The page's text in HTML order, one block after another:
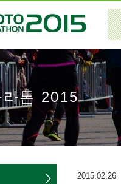
라톤 2015
2015.02.26